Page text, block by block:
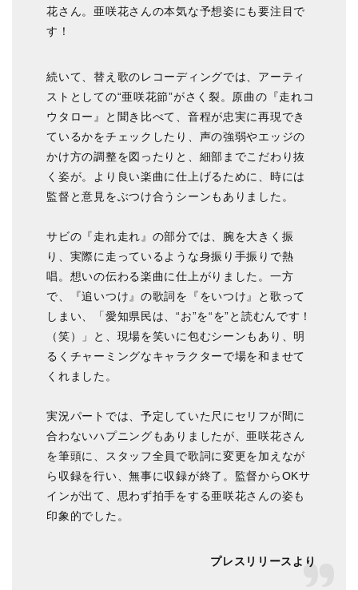
花さん。亜咲花さんの本気な予想姿にも要注目で
す！
続いて、替え歌のレコーディングでは、アーティ
ストとしての“亜咲花節”がさく裂。原曲の『走れコ
ウタロー』と聞き比べて、音程が忠実に再現でき
ているかをチェックしたり、声の強弱やエッジの
かけ方の調整を図ったりと、細部までこだわり抜
く姿が。より良い楽曲に仕上げるために、時には
監督と意見をぶつけ合うシーンもありました。
サビの『走れ走れ』の部分では、腕を大きく振
り、実際に走っているような身振り手振りで熱
唱。想いの伝わる楽曲に仕上がりました。一方
で、『追いつけ』の歌詞を『をいつけ』と歌って
しまい、「愛知県民は、“お”を“を”と読むんです！
（笑）」と、現場を笑いに包むシーンもあり、明
るくチャーミングなキャラクターで場を和ませて
くれました。
実況パートでは、予定していた尺にセリフが間に
合わないハプニングもありましたが、亜咲花さん
を筆頭に、スタッフ全員で歌詞に変更を加えなが
ら収録を行い、無事に収録が終了。監督からOKサ
インが出て、思わず拍手をする亜咲花さんの姿も
印象的でした。
プレスリリースより